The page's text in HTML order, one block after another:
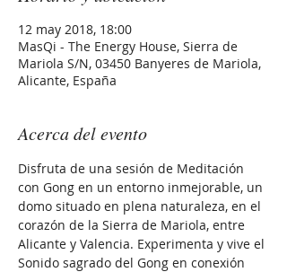
12 may 2018, 18:00
MasQi - The Energy House, Sierra de
Mariola S/N, 03450 Banyeres de Mariola,
Alicante, España
Acerca del evento
Disfruta de una sesión de Meditación
con Gong en un entorno inmejorable, un
domo situado en plena naturaleza, en el
corazón de la Sierra de Mariola, entre
Alicante y Valencia. Experimenta y vive el
Sonido sagrado del Gong en conexión